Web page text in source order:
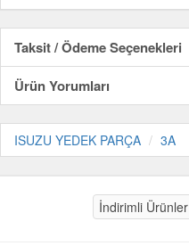
Taksit / Ödeme Seçenekleri
Ürün Yorumları
ISUZU YEDEK PARÇA 3A
İndirimli Ürünler